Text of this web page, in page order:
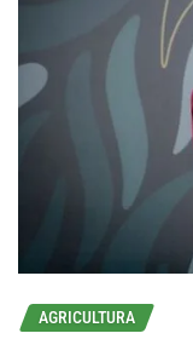
AGRICULTURA